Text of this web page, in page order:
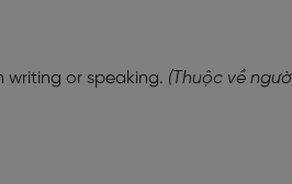
writing or speaking. (Thuộc về